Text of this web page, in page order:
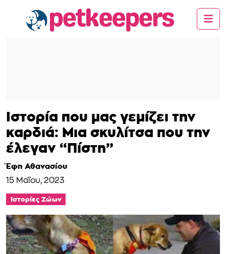
Ιστορία που μας γεμίζει την
καρδιά: Μια σκυλίτσα που την
έλεγαν “Πίστη”
Έφη Αθανασίου
15 Μαΐου, 2023
Ιστορίες Ζώων